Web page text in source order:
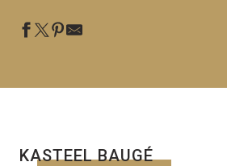
KASTEEL BAUGÉ